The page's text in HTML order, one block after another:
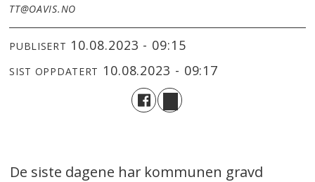
TT@OAVIS.NO
PUBLISERT 10.08.2023 - 09:15
SIST OPPDATERT 10.08.2023 - 09:17
De siste dagene har kommunen gravd